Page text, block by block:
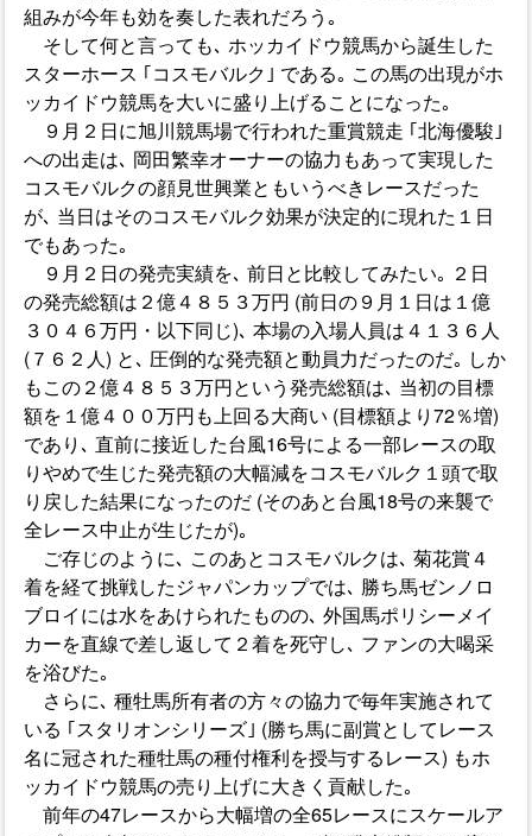
組みが今年も効を奏した表れだろう｡
そして何と言っても､ ホッカイドウ競馬から誕生した
スターホース ｢コスモバルク｣ である｡ この馬の出現がホ
ッカイドウ競馬を大いに盛り上げることになった｡
９月２日に旭川競馬場で行われた重賞競走 ｢北海優駿｣
への出走は､ 岡田繁幸オーナーの協力もあって実現した
コスモバルクの顔見世興業ともいうべきレースだった
が､ 当日はそのコスモバルク効果が決定的に現れた１日
でもあった｡
９月２日の発売実績を､ 前日と比較してみたい｡ ２日
の発売総額は２億４８５３万円 (前日の９月１日は１億
３０４６万円・以下同じ)､ 本場の入場人員は４１３６人
(７６２人) と､ 圧倒的な発売額と動員力だったのだ｡ しか
もこの２億４８５３万円という発売総額は､ 当初の目標
額を１億４００万円も上回る大商い (目標額より72％増)
であり､ 直前に接近した台風16号による一部レースの取
りやめで生じた発売額の大幅減をコスモバルク１頭で取
り戻した結果になったのだ (そのあと台風18号の来襲で
全レース中止が生じたが)｡
ご存じのように､ このあとコスモバルクは､ 菊花賞４
着を経て挑戦したジャパンカップでは､ 勝ち馬ゼンノロ
ブロイには水をあけられたものの､ 外国馬ポリシーメイ
カーを直線で差し返して２着を死守し､ ファンの大喝采
を浴びた｡
さらに､ 種牡馬所有者の方々の協力で毎年実施されて
いる ｢スタリオンシリーズ｣ (勝ち馬に副賞としてレース
名に冠された種牡馬の種付権利を授与するレース) もホ
ッカイドウ競馬の売り上げに大きく貢献した｡
前年の47レースから大幅増の全65レースにスケールア